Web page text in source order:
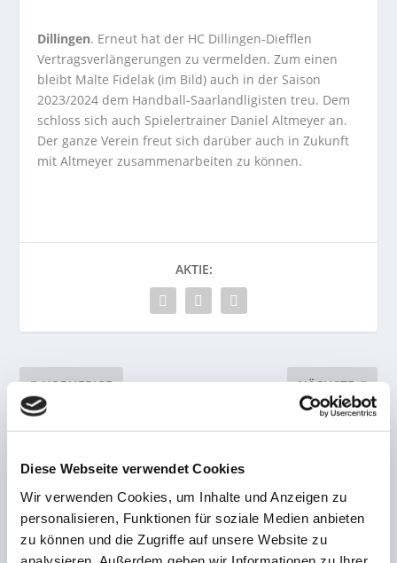
Diese Webseite verwendet Cookies
Wir verwenden Cookies, um Inhalte und Anzeigen zu
personalisieren, Funktionen für soziale Medien anbieten
zu können und die Zugriffe auf unsere Website zu
Dillingen. Erneut hat der HC Dillingen-Diefflen
Vertragsverlängerungen zu vermelden. Zum einen
bleibt Malte Fidelak (im Bild) auch in der Saison
2023/2024 dem Handball-Saarlandligisten treu. Dem
schloss sich auch Spielertrainer Daniel Altmeyer an.
Der ganze Verein freut sich darüber auch in Zukunft
mit Altmeyer zusammenarbeiten zu können.
AKTIE:
VORHERIGE
überrascht und versohlt
den Hintern
NÄCHSTE
SG Thalexweiler/Aschbach
ZUSAMMENHÄNGENDE POSTS